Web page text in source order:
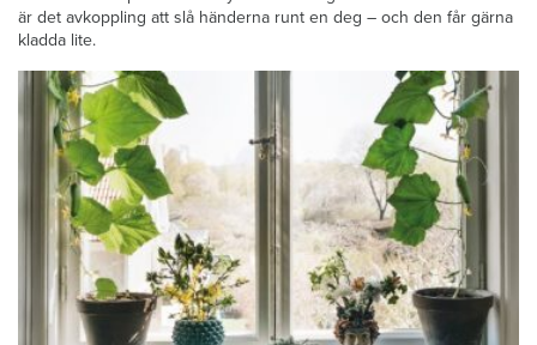
är det avkoppling att slå händerna runt en deg – och den får gärna
kladda lite.